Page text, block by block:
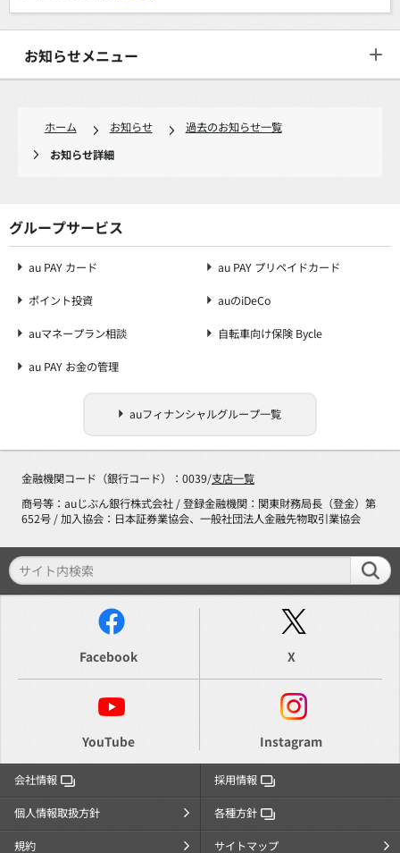
お知らせメニュー
ホーム お知らせ
過去のお知らせ一覧
お知らせ詳細
グループサービス
au PAY カード au PAY プリペイドカード
ポイント投資 auのiDeCo
auマネープラン相談 自転車向け保険 Bycle
au PAY お金の管理
auフィナンシャルグループ一覧
金融機関コード（銀行コード）：0039/支店一覧
商号等：auじぶん銀行株式会社 / 登録金融機関：関東財務局長（登金）第
652号 / 加入協会：日本証券業協会、一般社団法人金融先物取引業協会
Facebook X
YouTube Instagram
会社情報 採用情報
個人情報取扱方針 各種方針
規約 サイトマップ